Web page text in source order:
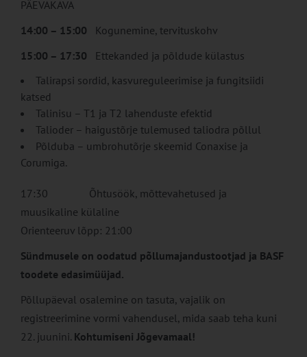
PÄEVAKAVA
14:00 – 15:00 Kogunemine, tervituskohv
15:00 – 17:30 Ettekanded ja põldude külastus
Talirapsi sordid, kasvureguleerimise ja fungitsiidi
katsed
Talinisu – T1 ja T2 lahenduste efektid
Talioder – haigustõrje tulemused taliodra põllul
Põlduba – umbrohutõrje skeemid Conaxise ja
Corumiga.
17:30 Õhtusöök, mõttevahetused ja
muusikaline külaline
Orienteeruv lõpp: 21:00
Sündmusele on oodatud põllumajandustootjad ja BASF
toodete edasimüüjad.
Põllupäeval osalemine on tasuta, vajalik on
registreerimine vormi vahendusel, mida saab teha kuni
22. juunini. Kohtumiseni Jõgevamaal!